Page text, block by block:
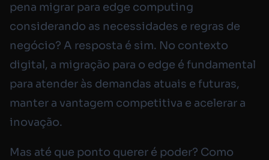
pena migrar para edge computing
considerando as necessidades e regras de
negócio? A resposta é sim. No contexto
digital, a migração para o edge é fundamental
para atender às demandas atuais e futuras,
manter a vantagem competitiva e acelerar a
inovação.
Mas até que ponto querer é poder? Como